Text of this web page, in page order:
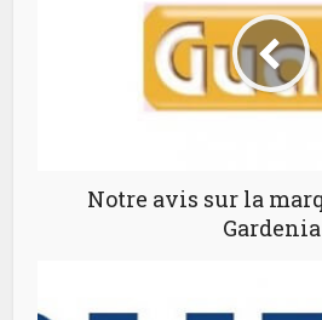
Notre avis sur la
Gardenia